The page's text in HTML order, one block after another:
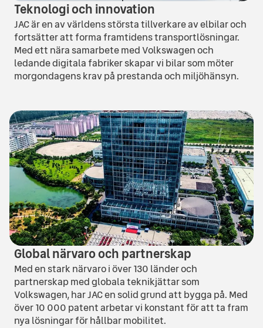
Teknologi och innovation
JAC är en av världens största tillverkare av elbilar och
fortsätter att forma framtidens transportlösningar.
Med ett nära samarbete med Volkswagen och
ledande digitala fabriker skapar vi bilar som möter
morgondagens krav på prestanda och miljöhänsyn.
Global närvaro och partnerskap
Med en stark närvaro i över 130 länder och
partnerskap med globala teknikjättar som
Volkswagen, har JAC en solid grund att bygga på. Med
över 10 000 patent arbetar vi konstant för att ta fram
nya lösningar för hållbar mobilitet.